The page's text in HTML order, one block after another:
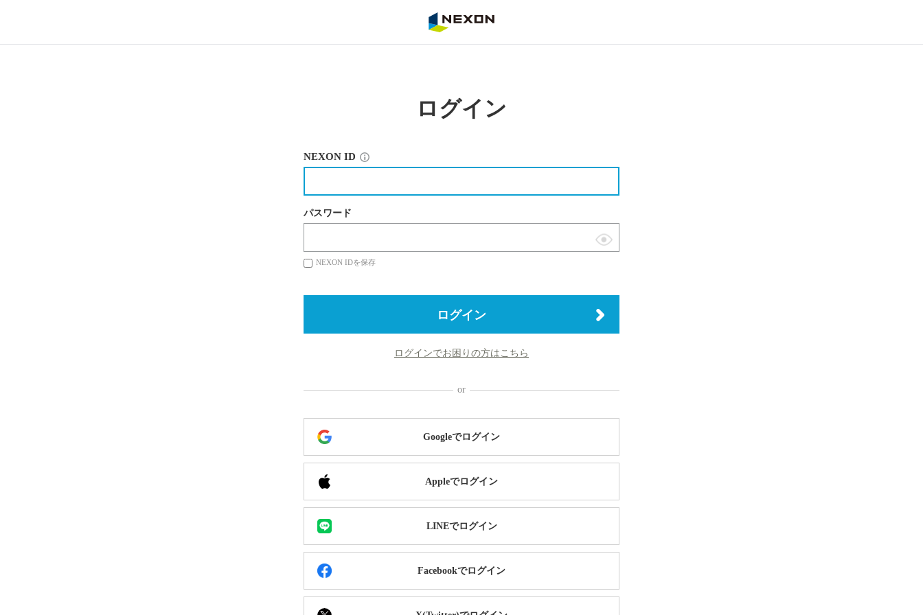
ログイン
NEXON ID
パスワード
表
替
NEXON IDを保存
ログイン
ログインでお困りの方はこちら
Googleでログイン
Appleでログイン
LINEでログイン
Facebookでログイン